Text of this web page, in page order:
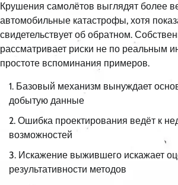
Крушения самолётов выглядят более
автомобильные катастрофы, хотя
свидетельствует об обратном.
рассматривает риски не по реальным
простоте вспоминания примеров.
Базовый механизм вынуждает
добытую данные
Ошибка проектирования ведёт к
возможностей
Искажение выжившего искажает
результативности методов